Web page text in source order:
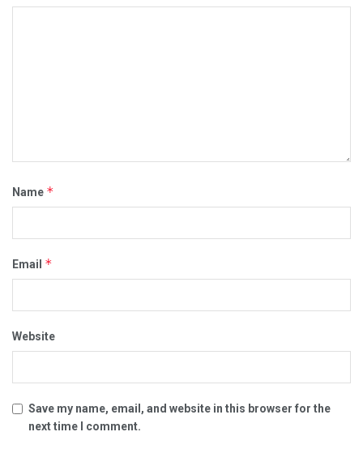
Name *
Email *
Website
Save my name, email, and website in this browser for the
next time I comment.